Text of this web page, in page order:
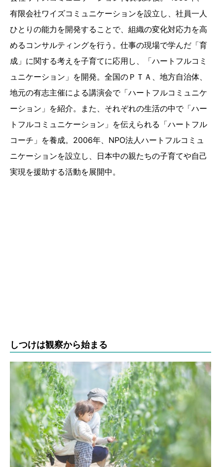
有限会社ワイズコミュニケーションを設立し、社員一人
ひとりの能力を開発することで、組織の変化対応力を高
めるコンサルティングを行う。仕事の現場で学んだ「育
成」に関する考えを子育てに応用し、「ハートフルコミ
ュニケーション」を開発。全国のＰＴＡ、地方自治体、
地元の有志主催による講演会で「ハートフルコミュニケ
ーション」を紹介。また、それぞれの生活の中で「ハー
トフルコミュニケーション」を伝えられる「ハートフル
コーチ」を養成。2006年、NPO法人ハートフルコミュ
ニケーションを設立し、日本中の親たちの子育てや自己
実現を援助する活動を展開中。
しつけは観察から始まる